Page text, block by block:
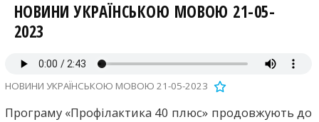
НОВИНИ УКРАЇНСЬКОЮ МОВОЮ 21-05-
2023
НОВИНИ УКРАЇНСЬКОЮ МОВОЮ 21-05-2023
Програму «Профілактика 40 плюс» продовжують до